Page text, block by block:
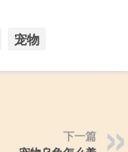
宠物
下一篇